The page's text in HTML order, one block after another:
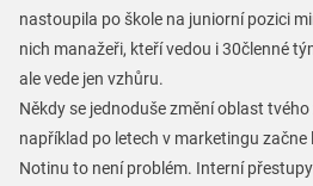
nastoupila po škole na juniorní pozici
nich manažeři, kteří vedou i 30členné
ale vede jen vzhůru.
Někdy se jednoduše změní oblast
například po letech v marketingu
Notinu to není problém. Interní